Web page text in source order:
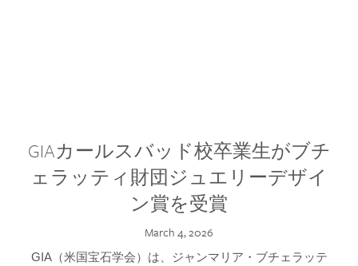
GIAカールスバッド校卒業生がブチ
ェラッティ財団ジュエリーデザイ
ン賞を受賞
March 4, 2026
GIA（米国宝石学会）は、ジャンマリア・ブチェラッテ